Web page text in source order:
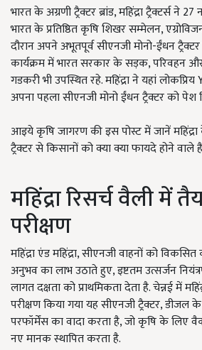
भारत के अग्रणी ट्रैक्टर ब्रांड, महिंद्रा ट्रैक्टर्स ने
भारत के प्रतिष्ठित कृषि शिखर सम्मेलन,
दौरान अपने अभूतपूर्व सीएनजी मोनो-ईंधन
कार्यक्रम में भारत सरकार के सड़क, परिवहन और
गडकरी भी उपस्थित रहे. महिंद्रा ने यहां लोकप्रिय
अपना पहला सीएनजी मोनो ईंधन ट्रैक्टर को पेश
आइये कृषि जागरण की इस पोस्ट में जानें
ट्रैक्टर से किसानों को क्या क्या फायदे होने वाले
महिंद्रा रिसर्च वैली में
परीक्षण
महिंद्रा एंड महिंद्रा, सीएनजी वाहनों को
अनुभव का लाभ उठाते हुए, इष्टतम उत्सर्जन
लागत दक्षता को प्राथमिकता देता है. चेन्नई में
परीक्षण किया गया यह सीएनजी ट्रैक्टर, डीजल
परफॉर्मेंस का वादा करता है, जो कृषि के लिए
नए मानक स्थापित करता है.